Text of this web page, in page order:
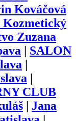
Kováčová
Kozmetický
Zuzana
SALON
CLUB
Jana